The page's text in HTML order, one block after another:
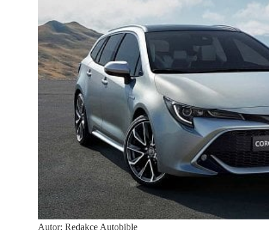
Autor: Redakce Autobible